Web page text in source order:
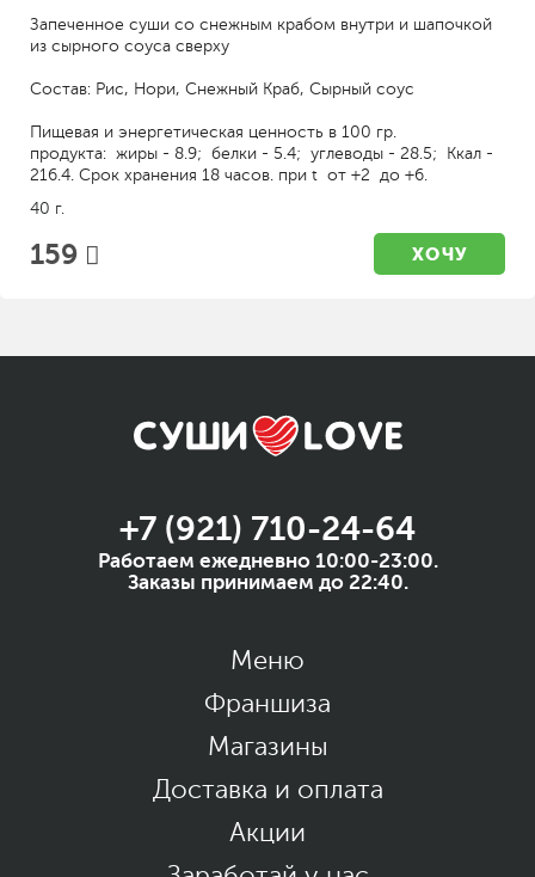
Запеченное суши со снежным крабом внутри и шапочкой
из сырного соуса сверху
Состав: Рис, Нори, Снежный Краб, Сырный соус
Пищевая и энергетическая ценность в 100 гр.
продукта: жиры - 8.9; белки - 5.4; углеводы - 28.5; Ккал -
216.4. Срок хранения 18 часов. при t от +2 до +6.
40 г.
159 ХОЧУ
+7 (921) 710-24-64
Работаем ежедневно 10:00-23:00.
Заказы принимаем до 22:40.
Меню
Франшиза
Магазины
Доставка и оплата
Акции